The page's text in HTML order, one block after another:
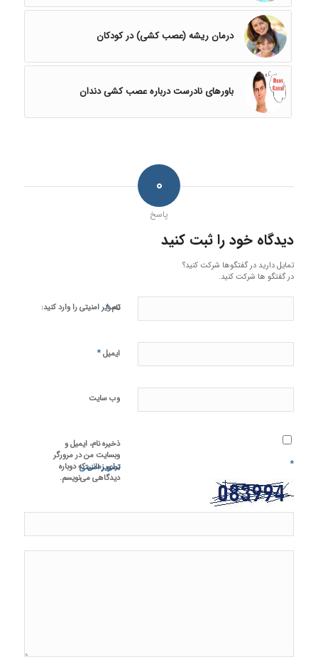
درمان ریشه (عصب کشی) در کودکان
باورهای نادرست درباره عصب ‌کشی دندان
۰
پاسخ
دیدگاه خود را ثبت کنید
تمایل دارید در گفتگوها شرکت کنید؟
در گفتگو ها شرکت کنید.
نام*
ایمیل*
وب‌ سایت
ذخیره نام، ایمیل و
وبسایت من در مرورگر
برای زمانی که دوباره
دیدگاهی می‌نویسم.
تصویر امنیتی *
تصویر امنیتی را وارد کنید: